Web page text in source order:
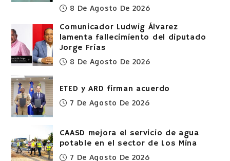
8 De Agosto De 2026
Comunicador Ludwig Álvarez
lamenta fallecimiento del diputado
Jorge Frías
8 De Agosto De 2026
ETED y ARD firman acuerdo
7 De Agosto De 2026
CAASD mejora el servicio de agua
potable en el sector de Los Mina
7 De Agosto De 2026